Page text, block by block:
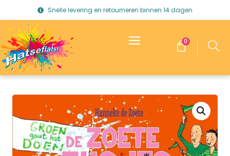
Snelle levering en retourneren binnen 14 dagen
0